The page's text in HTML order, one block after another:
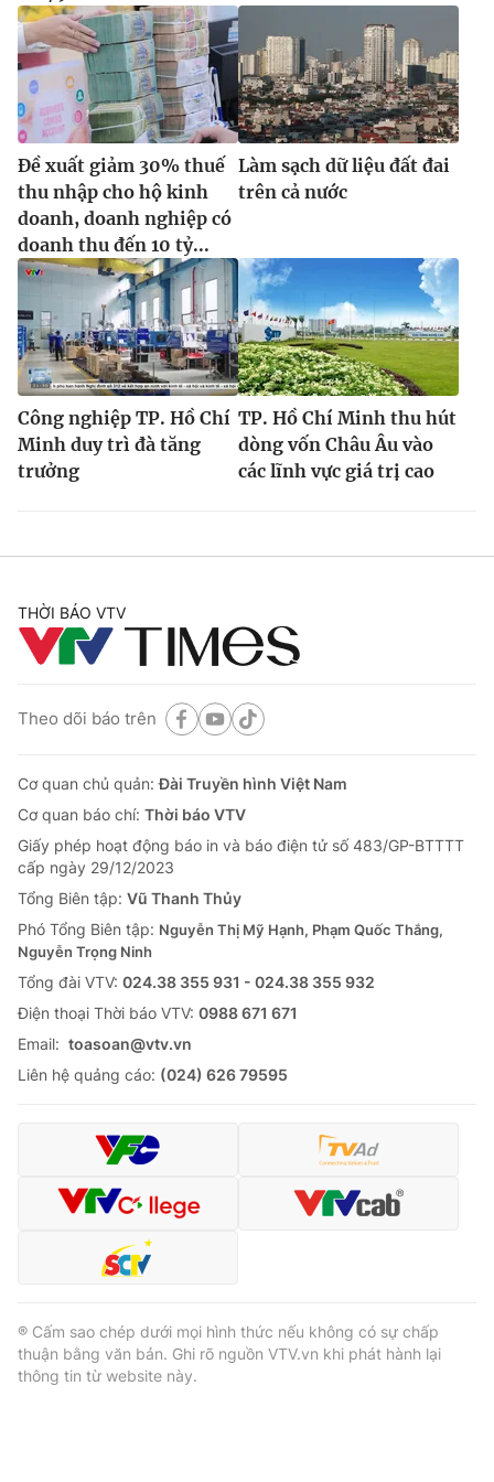
Đề xuất giảm 30% thuế
thu nhập cho hộ kinh
doanh, doanh nghiệp có
doanh thu đến 10 tỷ...
Làm sạch dữ liệu đất đai
trên cả nước
Công nghiệp TP. Hồ Chí
Minh duy trì đà tăng
trưởng
TP. Hồ Chí Minh thu hút
dòng vốn Châu Âu vào
các lĩnh vực giá trị cao
THỜI BÁO VTV
Theo dõi báo trên
Cơ quan chủ quản:Đài Truyền hình Việt Nam
Cơ quan báo chí: Thời báo VTV
Giấy phép hoạt động báo in và báo điện tử số 483/GP-BTTTT
cấp ngày 29/12/2023
Tổng Biên tập: Vũ Thanh Thủy
Phó Tổng Biên tập: Nguyễn Thị Mỹ Hạnh, Phạm Quốc Thắng,
Nguyễn Trọng Ninh
Tổng đài VTV: 024.38 355 931 - 024.38 355 932
Ðiện thoại Thời báo VTV: 0988 671 671
Email: toasoan@vtv.vn
Liên hệ quảng cáo: (024) 626 79595
® Cấm sao chép dưới mọi hình thức nếu không có sự chấp
thuận bằng văn bản. Ghi rõ nguồn VTV.vn khi phát hành lại
thông tin từ website này.